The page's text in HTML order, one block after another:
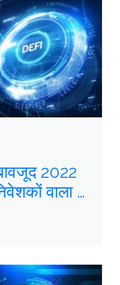
2022
वाला वर्ष